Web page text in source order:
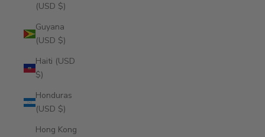
(USD $)
Guyana
(USD $)
Haiti (USD
$)
Honduras
(USD $)
Hong Kong